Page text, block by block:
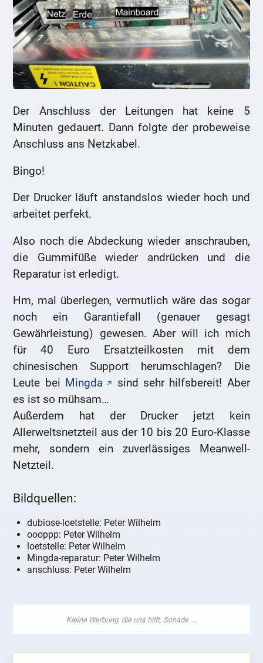
Der Anschluss der Leitungen hat keine 5
Minuten gedauert. Dann folgte der probeweise
Anschluss ans Netzkabel.
Bingo!
Der Drucker läuft anstandslos wieder hoch und
arbeitet perfekt.
Also noch die Abdeckung wieder anschrauben,
die Gummifüße wieder andrücken und die
Reparatur ist erledigt.
Hm, mal überlegen, vermutlich wäre das sogar
noch ein Garantiefall (genauer gesagt
Gewährleistung) gewesen. Aber will ich mich
für 40 Euro Ersatzteilkosten mit dem
chinesischen Support herumschlagen? Die
Leute bei Mingda
sind sehr hilfsbereit! Aber
es ist so mühsam…
Außerdem hat der Drucker jetzt kein
Allerweltsnetzteil aus der 10 bis 20 Euro-Klasse
mehr, sondern ein zuverlässiges Meanwell-
Netzteil.
Bildquellen:
dubiose-loetstelle: Peter Wilhelm
oooppp: Peter Wilhelm
loetstelle: Peter Wilhelm
Mingda-reparatur: Peter Wilhelm
anschluss: Peter Wilhelm